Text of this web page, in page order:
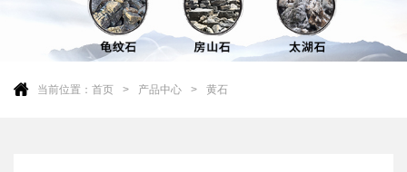
当前位置： 首页 产品中心 黄石